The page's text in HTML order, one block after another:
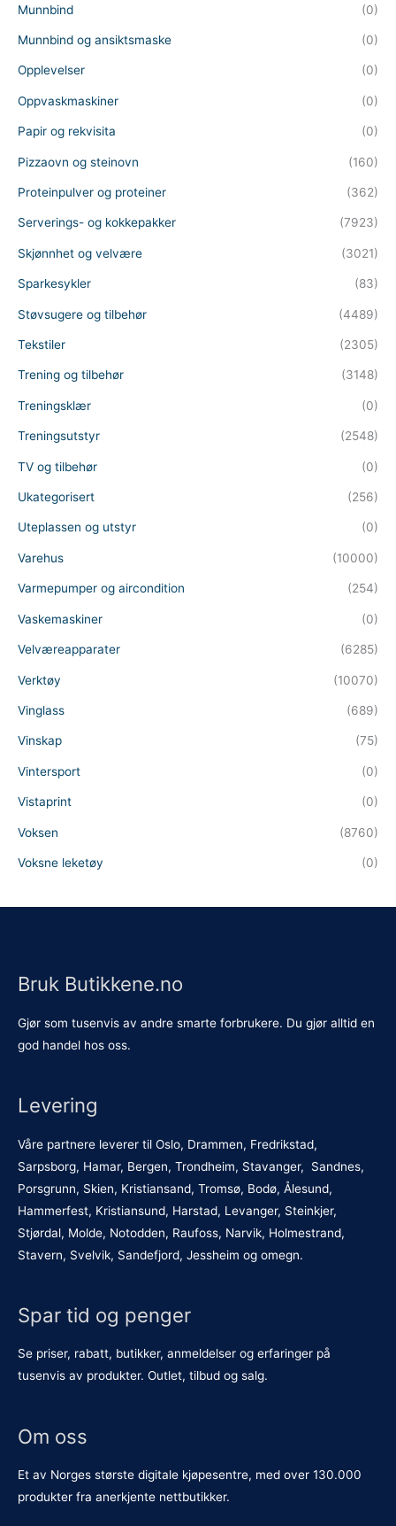
Munnbind (0)
Munnbind og ansiktsmaske (0)
Opplevelser (0)
Oppvaskmaskiner (0)
Papir og rekvisita (0)
Pizzaovn og steinovn (160)
Proteinpulver og proteiner (362)
Serverings- og kokkepakker (7923)
Skjønnhet og velvære (3021)
Sparkesykler (83)
Støvsugere og tilbehør (4489)
Tekstiler (2305)
Trening og tilbehør (3148)
Treningsklær (0)
Treningsutstyr (2548)
TV og tilbehør (0)
Ukategorisert (256)
Uteplassen og utstyr (0)
Varehus (10000)
Varmepumper og aircondition (254)
Vaskemaskiner (0)
Velværeapparater (6285)
Verktøy (10070)
Vinglass (689)
Vinskap (75)
Vintersport (0)
Vistaprint (0)
Voksen (8760)
Voksne leketøy (0)
Bruk Butikkene.no
Gjør som tusenvis av andre smarte forbrukere. Du gjør alltid en
god handel hos oss.
Levering
Våre partnere leverer til Oslo, Drammen, Fredrikstad,
Sarpsborg, Hamar, Bergen, Trondheim, Stavanger, Sandnes,
Porsgrunn, Skien, Kristiansand, Tromsø, Bodø, Ålesund,
Hammerfest, Kristiansund, Harstad, Levanger, Steinkjer,
Stjørdal, Molde, Notodden, Raufoss, Narvik, Holmestrand,
Stavern, Svelvik, Sandefjord, Jessheim og omegn.
Spar tid og penger
Se priser, rabatt, butikker, anmeldelser og erfaringer på
tusenvis av produkter. Outlet, tilbud og salg.
Om oss
Et av Norges største digitale kjøpesentre, med over 130.000
produkter fra anerkjente nettbutikker.